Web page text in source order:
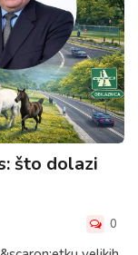
što dolazi
0